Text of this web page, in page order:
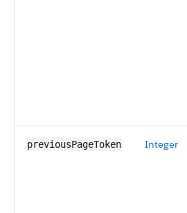
previousPageToken Integer